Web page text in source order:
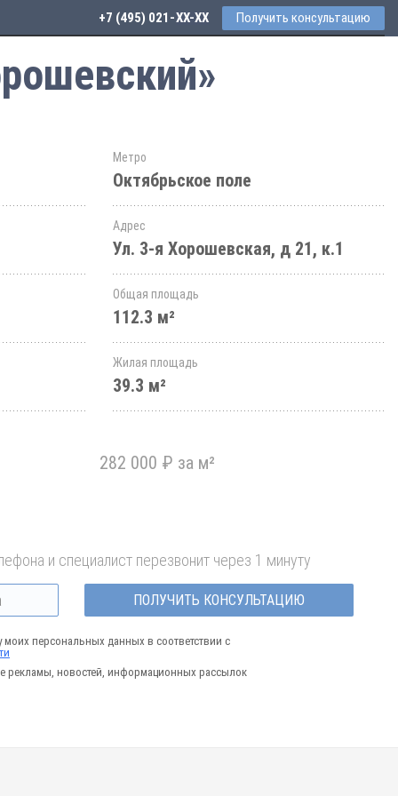
+7 (495) 021-41-76 Получить консультацию
Метро
Октябрьское поле
Адрес
Ул. 3-я Хорошевская, д 21, к.1
Общая площадь
112.3 м²
Жилая площадь
39.3 м²
282 000 ₽ за м²
и специалист перезвонит через 1 минуту
ПОЛУЧИТЬ КОНСУЛЬТАЦИЮ
моих персональных данных в соответствии с
рекламы, новостей, информационных рассылок